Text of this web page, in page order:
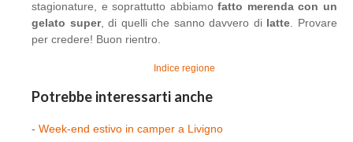
stagionature, e soprattutto abbiamofatto merenda con un
gelato super, di quelli che sanno davvero di latte . Provare
per credere! Buon rientro.
Indice regione
Potrebbe interessarti anche
- Week-end estivo in camper a Livigno